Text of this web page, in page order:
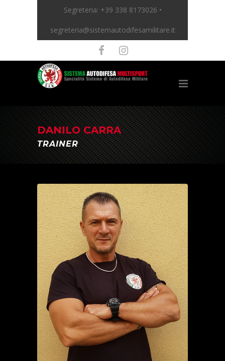
Segreteria: +39 338 8173026 •
segreteria@sistemautodifesamilitare.it
DANILO CARRA
TRAINER